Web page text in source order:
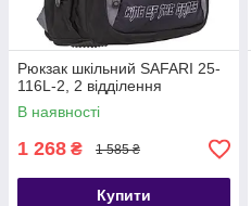
Рюкзак шкільний SAFARI 25-
116L-2, 2 відділення
В наявності
1 268 ₴ 1 585 ₴
Купити